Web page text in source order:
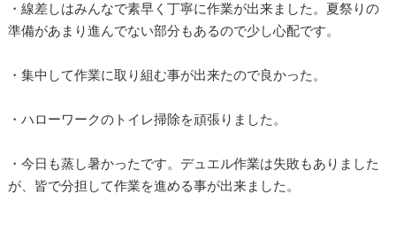
・線差しはみんなで素早く丁寧に作業が出来ました。夏祭りの
準備があまり進んでない部分もあるので少し心配です。
・集中して作業に取り組む事が出来たので良かった。
・ハローワークのトイレ掃除を頑張りました。
・今日も蒸し暑かったです。デュエル作業は失敗もありました
が、皆で分担して作業を進める事が出来ました。